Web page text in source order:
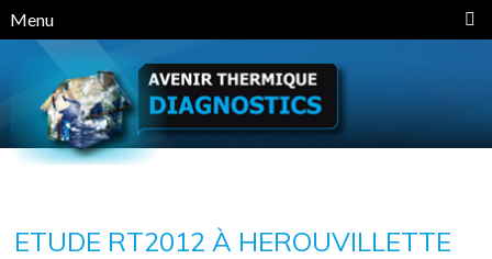
Menu
ETUDE RT2012 À HEROUVILLETTE
Panneau de gestion des cookies